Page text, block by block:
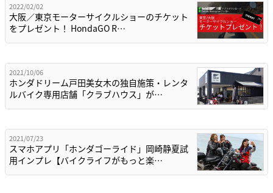
2022/02/02
大阪／東京モーターサイクルショーのチケット
をプレゼント！ HondaGO R…
2021/10/06
ホンダドリーム戸田美女木の独自施策・レンタ
ルバイク専用店舗「クラブハウス」が…
2021/07/23
スマホアプリ「ホンダゴーライド」岡崎静夏試
用インプレ【バイクライフがもっと楽…